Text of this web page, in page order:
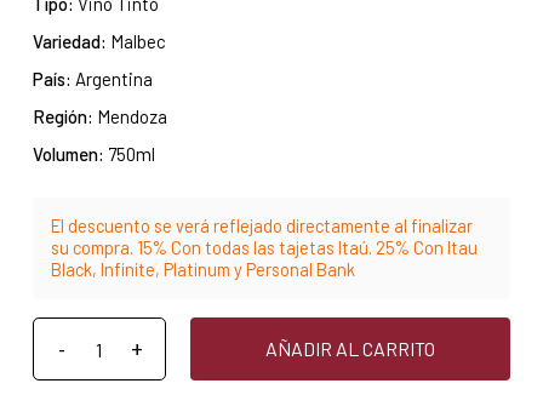
Variedad: Malbec
País: Argentina
Región: Mendoza
Volumen: 750ml
El descuento se verá reflejado directamente al finalizar
su compra. 15% Con todas las tajetas Itaú. 25% Con Itau
Black, Infinite, Platinum y Personal Bank
AÑADIR AL CARRITO